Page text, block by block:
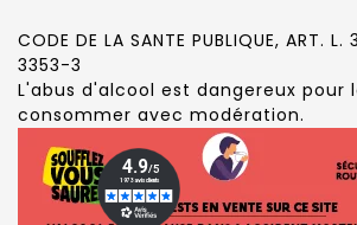
CODE DE LA SANTE PUBLIQUE, ART.
3353-3
L'abus d'alcool est dangereux pour
consommer avec modération.